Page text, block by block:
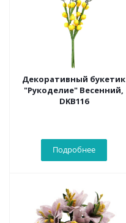
Декоративный букетик
"Рукоделие" Весенний,
DKB116
Подробнее